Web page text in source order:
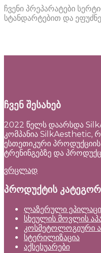
ჩვენი პრეპარატები
სტანდარტებით და
ჩვენ შესახებ
2022 წელს დაარსდა
კომპანია SilkAesthetic,
ესთეთიკური პროდუქციის
ტრენინგებზე და
ვრცლად
პროდუქტის
ლაზერული
სხეულის მოვლის
კოსმეტოლოგიური
სტერილიზაცია
აქსესუარები